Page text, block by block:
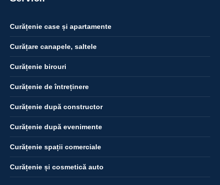
Curățenie case și apartamente
Curățare canapele, saltele
Curățenie birouri
Curățenie de întreținere
Curățenie după constructor
Curățenie după evenimente
Curățenie spații comerciale
Curățenie și cosmetică auto